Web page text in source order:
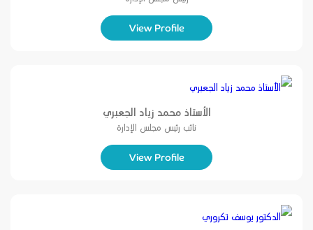
View Profile
الأستاذ محمد زياد الجعبري
نائب رئيس مجلس الإدارة
View Profile